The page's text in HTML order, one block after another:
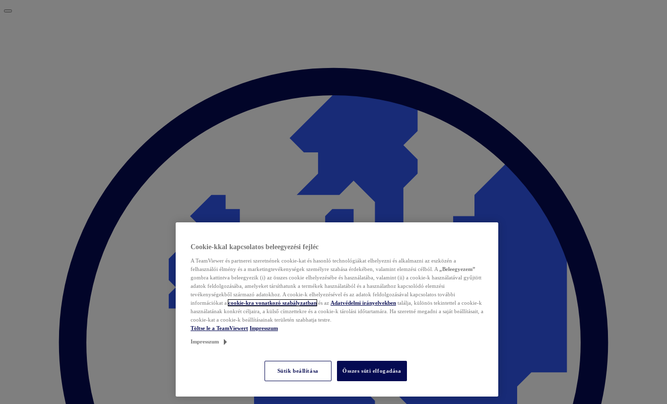
Cookie-kkal kapcsolatos beleegyezési fejléc
A TeamViewer és partnerei szeretnének cookie-kat és hasonló technológiákat elhelyezni és alkalmazni az eszközén a
felhasználói élmény és a marketingtevékenységek személyre szabása érdekében, valamint elemzési célból. A „Beleegyezem”
gombra kattintva beleegyezik (i) az összes cookie elhelyezésébe és használatába, valamint (ii) a cookie-k használatával gyűjtött
adatok feldolgozásába, amelyeket társíthatunk a termékek használatából és a használathoz kapcsolódó elemzési
tevékenységekből származó adatokhoz. A cookie-k elhelyezésével és az adatok feldolgozásával kapcsolatos további
információkat a cookie-kra vonatkozó szabályzatban és az Adatvédelmi irányelvekben találja, különös tekintettel a cookie-k
használatának konkrét céljaira, a külső címzettekre és a cookie-k tárolási időtartamára. Ha szeretné megadni a saját beállításait, a
cookie-kat a cookie-k beállításainak területén szabhatja testre.
Töltse le a TeamViewert Impresszum
Impresszum
Sütik beállítása Összes süti elfogadása